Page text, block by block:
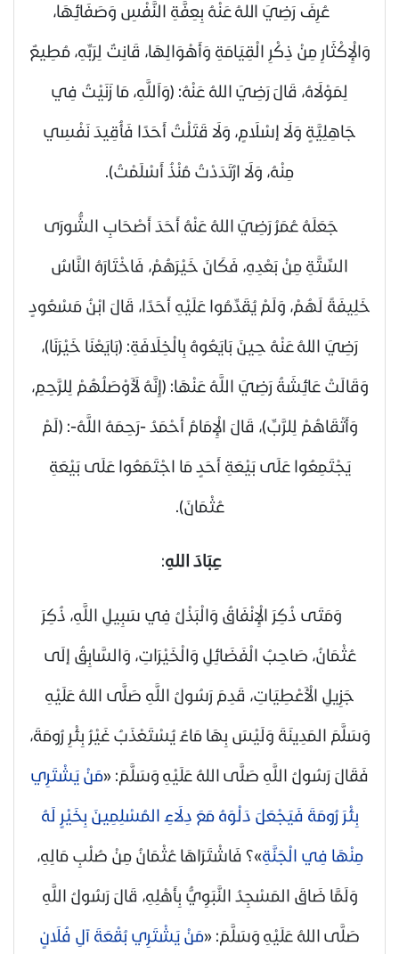
عُرِفَرَضِيَ اللهُ عَنْهُ بِعِفَّةِ النَّفْسِ وَصَفَائِهَا،
وَالْإِكْثَارِ مِنْ ذِكْرِ الْقِيَامَةِ وَأَهْوَالِهَا، قَانِتٌ لِرَبِّهِ، مُطِيعٌ
لِمَوْلَاهُ، قَالَرَضِيَ اللهُ عَنْهُ: (وَاَللَّهِ، مَا زَنَيْتُ فِي
جَاهِلِيَّةٍ وَلَا إسْلَامٍ، وَلَا قَتَلْتُ أَحَدًا فَأُقِيدَ نَفْسِي
مِنْهُ، وَلَا ارْتَدَدْتُ مُنْذُ أَسْلَمْتُ).
جَعَلَهُ عُمَرُرَضِيَ اللهُ عَنْهُ أَحَدَ أَصْحَابِ الشُّورَى
السِّتَّةِ مِنْ بَعْدِهِ، فَكَانَ خَيْرَهُمْ، فَاخْتَارَهُ النَّاسُ
خَلِيفَةً لَهُمْ، وَلَمْ يُقَدِّمُوا عَلَيْهِ أَحَدًا، قَالَ ابْنُ مَسْعُودٍ
رَضِيَ اللهُ عَنْهُ حِينَ بَايَعُوهُ بِالْخِلَافَةِ: (بَايَعْنَا خَيْرَنَا)،
وَقَالَتْ عَائِشَةُ رَضِيَ اللَّهُ عَنْهَا: (إِنَّهُ لَأَوْصَلُهُمْ لِلرَّحِمِ،
وَأَتْقَاهُمْ لِلرَّبِّ)، قَالَ الْإِمَامُ أَحْمَدُ -رَحِمَهُ اللَّهُ-: (لَمْ
يَجْتَمِعُوا عَلَى بَيْعَةِ أَحَدٍ مَا اجْتَمَعُوا عَلَى بَيْعَةِ
عُثْمَانَ).
عِبَادَ اللهِ:
وَمَتَى ذُكِرَ الْإِنْفَاقُ وَالْبَذْلُ فِي سَبِيلِ اللَّهِ، ذُكِرَ
عُثْمَانُ، صَاحِبُ الْفَضَائِلِ وَالْخَيْرَاتِ، وَالسَّابِقُ إلَى
جَزِيلِ الْأَعْطِيَاتِ، قَدِمَ رَسُولُ اللَّهِ صَلَّى اللهُ عَلَيْهِ
وَسَلَّمَ المَدِينَةَ وَلَيْسَ بِهَا مَاءٌ يُسْتَعْذَبُ غَيْرُ بِئْرِ رُومَةَ،
فَقَالَ رَسُولُ اللَّهِ صَلَّى اللهُ عَلَيْهِ وَسَلَّمَ: «مَنْ يَشْتَرِي
بِئْرَ رُومَةَ فَيَجْعَلَ دَلْوَهُ مَعَ دِلَاءِ المُسْلِمِينَ بِخَيْرٍ لَهُ
مِنْهَا فِي الْجَنَّةِ»؟ فَاشْتَرَاهَا عُثْمَانُ مِنْ صُلْبِ مَالِهِ،
وَلَمَّا ضَاقَ المَسْجِدُ النَّبَوِيُّ بِأَهْلِهِ، قَالَ رَسُولُ اللَّهِ
صَلَّى اللهُ عَلَيْهِ وَسَلَّمَ: «مَنْ يَشْتَرِي بُقْعَةَ آلِ فُلَانٍ